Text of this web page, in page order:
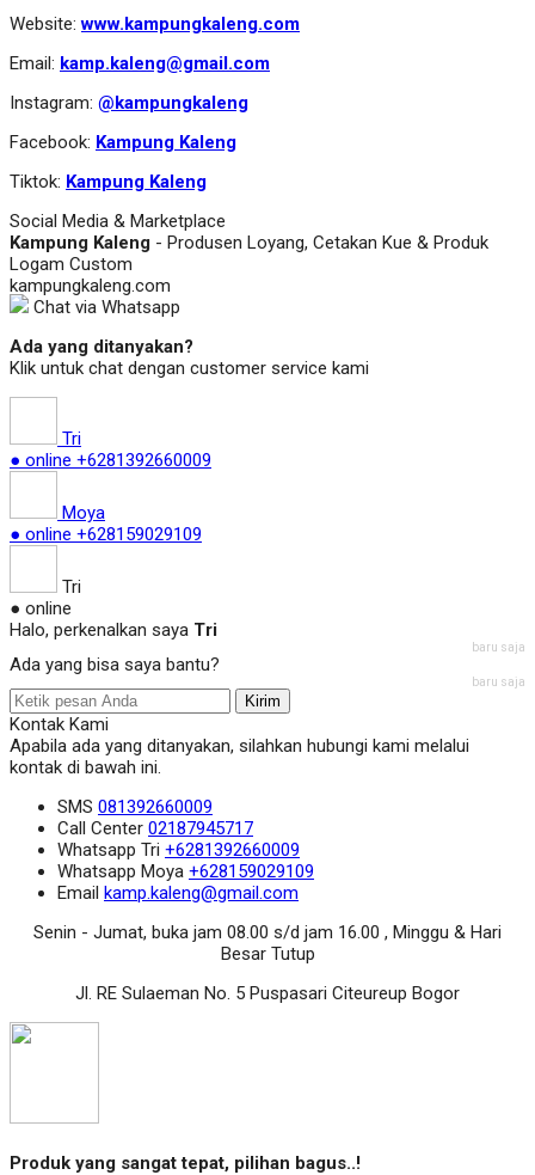
Website:www.kampungkaleng.com
Email: kamp.kaleng@gmail.com
Instagram: @kampungkaleng
Facebook: Kampung Kaleng
Tiktok: Kampung Kaleng
Social Media & Marketplace
Kampung Kaleng - Produsen Loyang, Cetakan Kue & Produk
Logam Custom
kampungkaleng.com
Chat via Whatsapp
Ada yang ditanyakan?
Klik untuk chat dengan customer service kami
Tri
● online +6281392660009
Moya
● online +628159029109
Tri
● online
Halo, perkenalkan saya Tri
baru saja
Ada yang bisa saya bantu?
baru saja
Kirim
Kontak Kami
Apabila ada yang ditanyakan, silahkan hubungi kami melalui
kontak di bawah ini.
SMS 081392660009
Call Center 02187945717
Whatsapp Tri +6281392660009
Whatsapp Moya +628159029109
Email kamp.kaleng@gmail.com
Senin - Jumat, buka jam 08.00 s/d jam 16.00 , Minggu & Hari
Besar Tutup
Jl. RE Sulaeman No. 5 Puspasari Citeureup Bogor
Produk yang sangat tepat, pilihan bagus..!